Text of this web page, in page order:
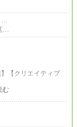
年新卒募集終了
円
都：月給193,000 円
…
…
】【クリエイティブ
いません 。
む